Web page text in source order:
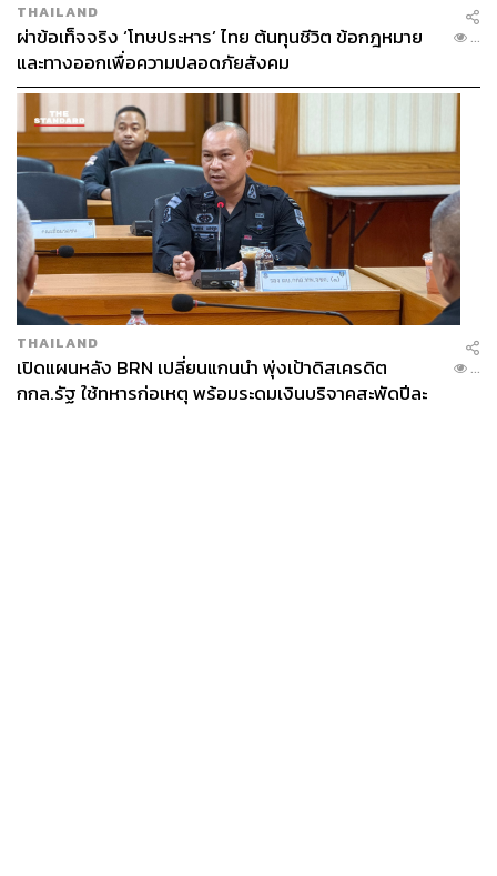
THAILAND
ผ่าข้อเท็จจริง ‘โทษประหาร’ ไทย ต้นทุนชีวิต ข้อกฎหมาย
และทางออกเพื่อความปลอดภัยสังคม
...
THAILAND
เปิดแผนหลัง BRN เปลี่ยนแกนนำ พุ่งเป้าดิสเครดิต
กกล.รัฐ ใช้ทหารก่อเหตุ พร้อมระดมเงินบริจาคสะพัดปีละ
...